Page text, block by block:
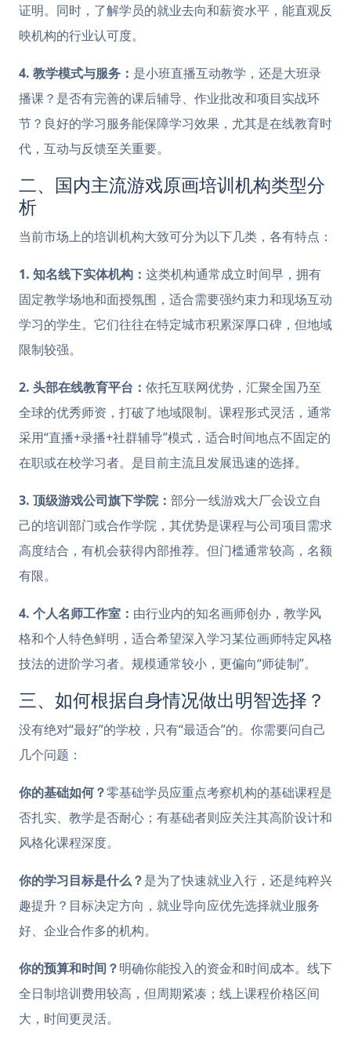
证明。同时，了解学员的就业去向和薪资水平，能直观反
映机构的行业认可度。
4. 教学模式与服务： 是小班直播互动教学，还是大班录
播课？是否有完善的课后辅导、作业批改和项目实战环
节？良好的学习服务能保障学习效果，尤其是在线教育时
代，互动与反馈至关重要。
二、国内主流游戏原画培训机构类型分
析
当前市场上的培训机构大致可分为以下几类，各有特点：
1. 知名线下实体机构： 这类机构通常成立时间早，拥有
固定教学场地和面授氛围，适合需要强约束力和现场互动
学习的学生。它们往往在特定城市积累深厚口碑，但地域
限制较强。
2. 头部在线教育平台： 依托互联网优势，汇聚全国乃至
全球的优秀师资，打破了地域限制。课程形式灵活，通常
采用“直播+录播+社群辅导”模式，适合时间地点不固定的
在职或在校学习者。是目前主流且发展迅速的选择。
3. 顶级游戏公司旗下学院： 部分一线游戏大厂会设立自
己的培训部门或合作学院，其优势是课程与公司项目需求
高度结合，有机会获得内部推荐。但门槛通常较高，名额
有限。
4. 个人名师工作室： 由行业内的知名画师创办，教学风
格和个人特色鲜明，适合希望深入学习某位画师特定风格
技法的进阶学习者。规模通常较小，更偏向“师徒制”。
三、如何根据自身情况做出明智选择？
没有绝对“最好”的学校，只有“最适合”的。你需要问自己
几个问题：
你的基础如何？零基础学员应重点考察机构的基础课程是
否扎实、教学是否耐心；有基础者则应关注其高阶设计和
风格化课程深度。
你的学习目标是什么？是为了快速就业入行，还是纯粹兴
趣提升？目标决定方向，就业导向应优先选择就业服务
好、企业合作多的机构。
你的预算和时间？明确你能投入的资金和时间成本。线下
全日制培训费用较高，但周期紧凑；线上课程价格区间
大，时间更灵活。